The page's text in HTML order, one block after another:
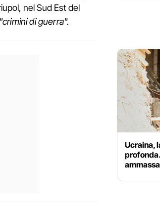
nel Sud Est del
"crimini di guerra".
Ucraina,